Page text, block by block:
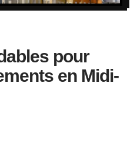
pour
en Midi-